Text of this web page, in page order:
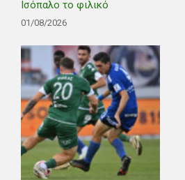
Ισόπαλο το φιλικό
01/08/2026